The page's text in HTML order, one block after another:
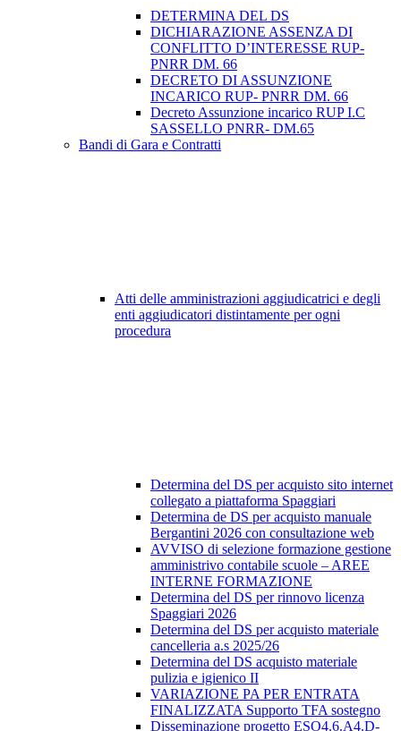
DETERMINA DEL DS
DICHIARAZIONE ASSENZA DI
CONFLITTO D’INTERESSE RUP-
PNRR DM. 66
DECRETO DI ASSUNZIONE
INCARICO RUP- PNRR DM. 66
Decreto Assunzione incarico RUP I.C
SASSELLO PNRR- DM.65
Bandi di Gara e Contratti
Atti delle amministrazioni aggiudicatrici e degli
enti aggiudicatori distintamente per ogni
procedura
Determina del DS per acquisto sito internet
collegato a piattaforma Spaggiari
Determina de DS per acquisto manuale
Bergantini 2026 con consultazione web
AVVISO di selezione formazione gestione
amministrivo contabile scuole – AREE
INTERNE FORMAZIONE
Determina del DS per rinnovo licenza
Spaggiari 2026
Determina del DS per acquisto materiale
cancelleria a.s 2025/26
Determina del DS acquisto materiale
pulizia e igienico II
VARIAZIONE PA PER ENTRATA
FINALIZZATA Supporto TFA sostegno
Disseminazione progetto ESO4.6.A4.D-